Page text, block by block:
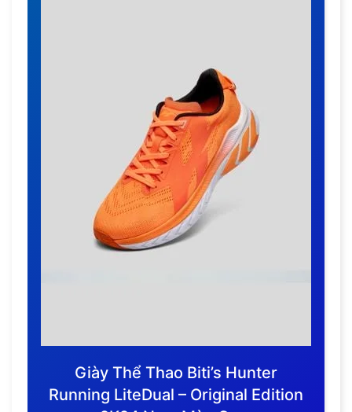
Giày Thể Thao Biti’s Hunter
Running LiteDual – Original Edition